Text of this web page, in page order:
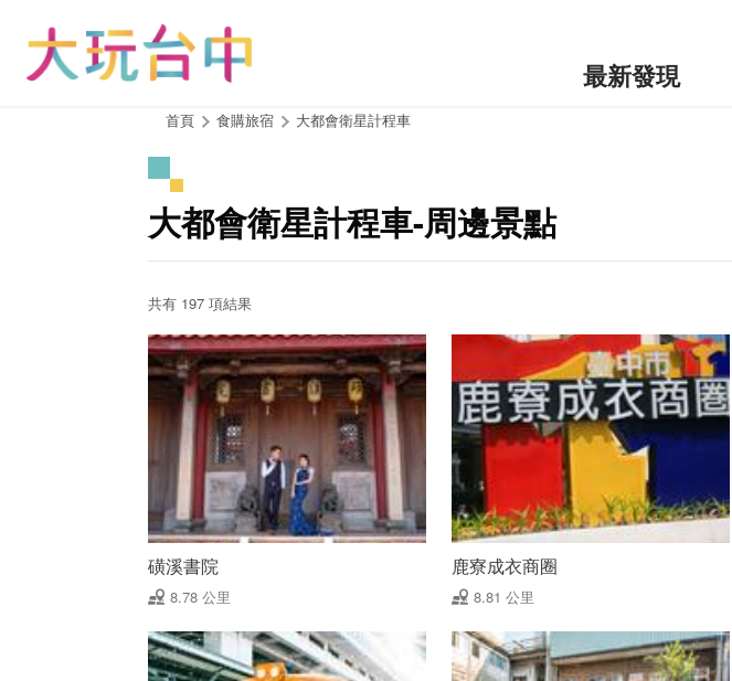
最新發現
首頁 食購旅宿 大都會衛星計程車
大都會衛星計程車-周邊景點
共有 197 項結果
磺溪書院
8.78 公里
鹿寮成衣商圈
8.81 公里